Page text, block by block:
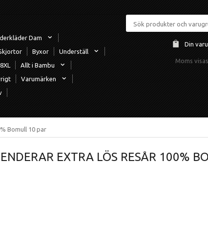
Dam
Byxor
Underställ
Allt i Bambu
Varumärken
Din
Moms
Bomull 10 par
EXTRA LÖS RESÅR 100%